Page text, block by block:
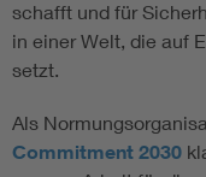
schafft und für
in einer Welt, die auf
setzt.
Als
Commitment 2030